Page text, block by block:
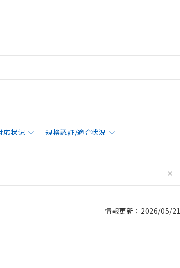
応状況 規格認証/適合状況
情報更新：2026/05/21